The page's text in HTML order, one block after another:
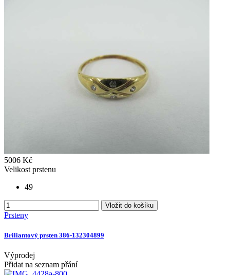
5006 Kč
Velikost prstenu
49
Vložit do košíku
Prsteny
Briliantový prsten 386-132304899
Výprodej
Přidat na seznam přání